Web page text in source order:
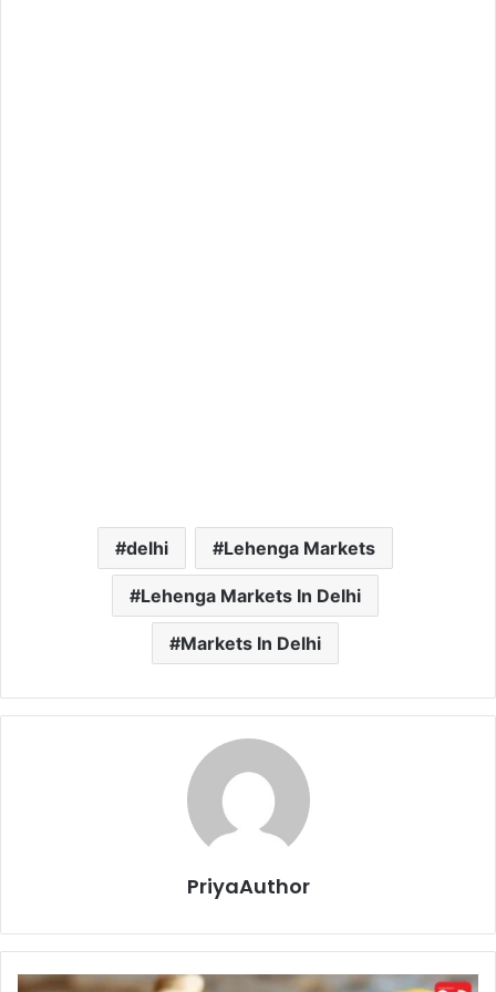
delhi Lehenga Markets
Lehenga Markets In Delhi
Markets In Delhi
PriyaAuthor
सि